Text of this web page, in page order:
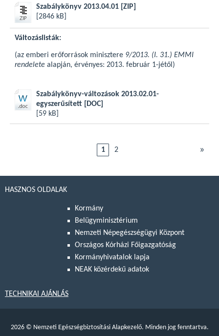
Szabálykönyv 2013.04.01 [ZIP]
[2846 kB]
Változáslisták:
(az emberi erőforrások minisztere 9/2013. (I. 31.) EMMI
rendelete alapján, érvényes: 2013. február 1-jétől)
Szabálykönyv-változások 2013.02.01-
egyszerűsített
[DOC]
[59 kB]
1 2 »
HASZNOS OLDALAK
Kormány
Belügyminisztérium
Nemzeti Népegészségügyi Központ
Országos Kórházi Főigazgatóság
Kormányhivatalok lapja
NEAK közérdekű adatok
TECHNIKAI AJÁNLÁS
2026 © Nemzeti Egészségbiztosítási Alapkezelő. Minden jog fenntartva.